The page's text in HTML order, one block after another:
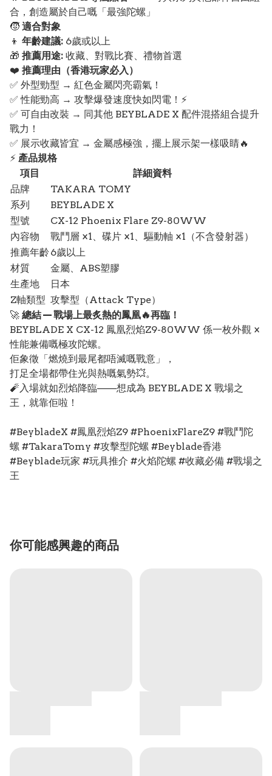
合，創造屬於自己嘅「最強陀螺」
🧒 適合對象
👦 年齡建議: 6歲或以上
🎁 推薦用途: 收藏、對戰比賽、禮物首選
❤️ 推薦理由（香港玩家必入）
✅ 外型勁型 → 紅色金屬閃亮霸氣！
✅ 性能勁高 → 攻擊爆發速度快如閃電！⚡
✅ 可自由改裝 → 同其他 BEYBLADE X 配件混搭組合提升
戰力！
✅ 展示收藏皆宜 → 金屬感極強，擺上展示架一樣吸睛🔥
⚡ 產品規格
項目
詳細資料
品牌
TAKARA TOMY
系列
BEYBLADE X
型號
CX-12 Phoenix Flare Z9-80WW
內容物
戰鬥層 ×1、碟片 ×1、驅動軸 ×1（不含發射器）
推薦年齡6歲以上
材質
金屬、ABS塑膠
生產地
日本
Z軸類型 攻擊型（Attack Type）
🚀 總結 — 戰場上最炙熱的鳳凰🔥再臨！
BEYBLADE X CX-12 鳳凰烈焰Z9-80WW 係一枚外觀 ×
性能兼備嘅極攻陀螺。
佢象徵「燃燒到最尾都唔滅嘅戰意」，
打足全場都帶住光與熱嘅氣勢💥。
🧨入場就如烈焰降臨——想成為 BEYBLADE X 戰場之
王，就靠佢啦！
#BeybladeX #鳳凰烈焰Z9 #PhoenixFlareZ9 #戰鬥陀
螺 #TakaraTomy #攻擊型陀螺 #Beyblade香港
#Beyblade玩家 #玩具推介 #火焰陀螺 #收藏必備 #戰場之
王
你可能感興趣的商品